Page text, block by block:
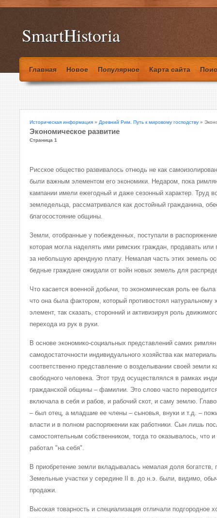
SmartHistoria
Главная Новое Популярное Карта сайта
Историческая информация » Древний Рим. Путь к мировому господству »
Экономическое развитие
Страница 1
Рисское общество развивалось отнюдь не как
были важным элементом его экономики. Недаром, пока
кампании имели ежегодный и даже сезонный характер. Труд
земледельца, рассматривался как достойный гражданина,
благосостояние общины.
Земли, отобранные у побежденных, поступали в
которая могла наделять ими римских граждан, продавать
за небольшую арендную плату. Немалая часть этих земель
бедные граждане ожидали от войн новых земель для
Что касается военной добычи, то экономическая роль ее
что она была фактором, который противостоял натуральному
элемент, так сказать, сторонний и активизируя роль
перехода из рук в руки.
В основе экономико-социальных представлений самих
самодостаточности индивидуального хозяйства как
соответственно представление о возделывании своей земли
свободного человека. Этот труд осуществлялся в рамках
гражданской общины – фамилии. Это слово часто
включала в себя и рабов, и рабочий скот, и саму землю.
– был отец, а младшие ее члены – сыновья, внуки и т.д. –
власти и в полном распоряжении как работники. Сын лишь
самостоятельным собственником, тогда то оказывалось, что
работал "на себя".
В приобретение земли вкладывалась немалая доля богатств,
Земельные участки у середине II в. до н.э. были, видимо,
продажи.
Высокая товарность и специализация отличали подгородное